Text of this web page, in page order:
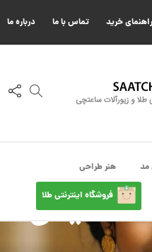
درباره ما تماس با ما راهنمای خرید
مد هنر طراحی
فروشگاه اینترنتی طلا
مد ,هنر طراحی
به چه
شود و
تشخیص